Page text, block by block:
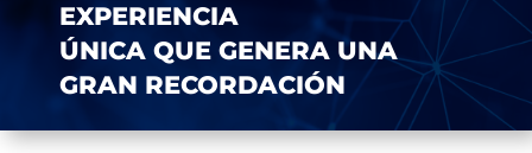
EXPERIENCIA
ÚNICA QUE GENERA UNA
GRAN RECORDACIÓN